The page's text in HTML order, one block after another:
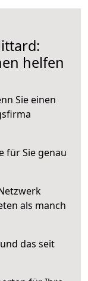
helfen
Sie einen
für Sie genau
als manch
das seit